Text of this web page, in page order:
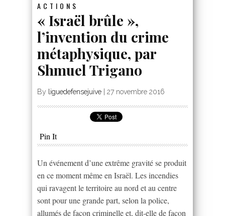
ACTIONS
« Israël brûle »,
l’invention du crime
métaphysique, par
Shmuel Trigano
By liguedefensejuive 27 novembre 2016
Pin It
Un événement d’une extrême gravité se produit
en ce moment même en Israël. Les incendies
qui ravagent le territoire au nord et au centre
sont pour une grande part, selon la police,
allumés de façon criminelle et, dit-elle de façon